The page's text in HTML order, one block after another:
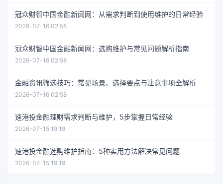
冠众财智中国金融新闻网：从需求判断到使用维护的日常经验
2026-07-16 02:58
冠众财智中国金融新闻网：选购维护与常见问题解析指南
2026-07-16 02:58
金融资讯筛选技巧：常见场景、选择要点与注意事项全解析
2026-07-16 02:58
速港投金融理财需求判断与维护，5步掌握日常经验
2026-07-15 19:19
速港投金融选购维护指南：5种实用方法解决常见问题
2026-07-15 19:19